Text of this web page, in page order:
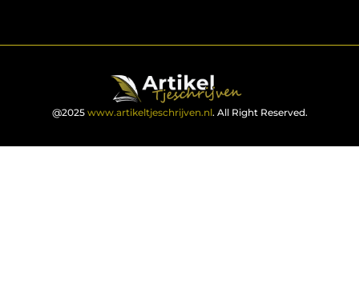
@2025 www.artikeltjeschrijven.nl. All Right Reserved.